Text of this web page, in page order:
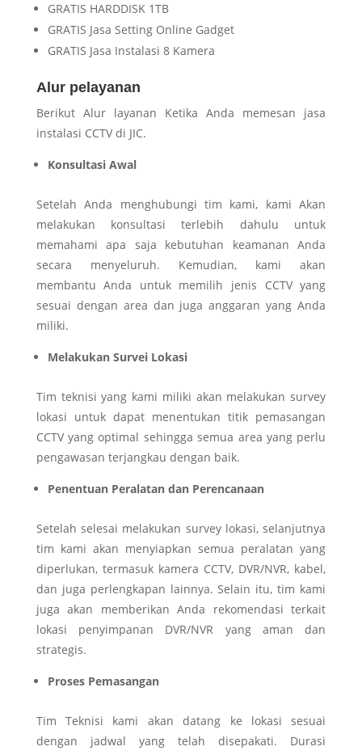
GRATIS HARDDISK 1TB
GRATIS Jasa Setting Online Gadget
GRATIS Jasa Instalasi 8 Kamera
Alur pelayanan
Berikut Alur layanan Ketika Anda memesan jasa
instalasi CCTV di JIC.
Konsultasi Awal
Setelah Anda menghubungi tim kami, kami Akan
melakukan konsultasi terlebih dahulu untuk
memahami apa saja kebutuhan keamanan Anda
secara menyeluruh. Kemudian, kami akan
membantu Anda untuk memilih jenis CCTV yang
sesuai dengan area dan juga anggaran yang Anda
miliki.
Melakukan Survei Lokasi
Tim teknisi yang kami miliki akan melakukan survey
lokasi untuk dapat menentukan titik pemasangan
CCTV yang optimal sehingga semua area yang perlu
pengawasan terjangkau dengan baik.
Penentuan Peralatan dan Perencanaan
Setelah selesai melakukan survey lokasi, selanjutnya
tim kami akan menyiapkan semua peralatan yang
diperlukan, termasuk kamera CCTV, DVR/NVR, kabel,
dan juga perlengkapan lainnya. Selain itu, tim kami
juga akan memberikan Anda rekomendasi terkait
lokasi penyimpanan DVR/NVR yang aman dan
strategis.
Proses Pemasangan
Tim Teknisi kami akan datang ke lokasi sesuai
dengan jadwal yang telah disepakati. Durasi